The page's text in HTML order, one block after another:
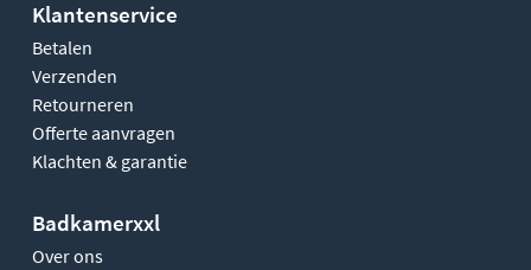
Klantenservice
Betalen
Verzenden
Retourneren
Offerte aanvragen
Klachten & garantie
Badkamerxxl
Over ons